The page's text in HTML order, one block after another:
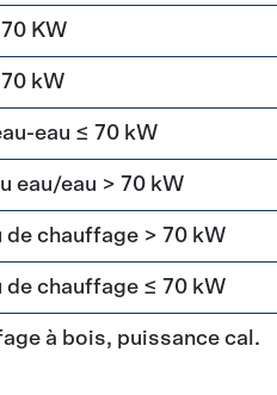
KW
kW
eau ≤ 70 kW
eau/eau > 70 kW
de chauffage > 70 kW
de chauffage ≤ 70 kW
à bois, puissance cal.